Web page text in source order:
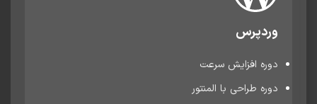
وردپرس
دوره افزایش سرعت
دوره طراحی با المنتور